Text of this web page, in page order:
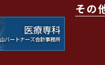
その